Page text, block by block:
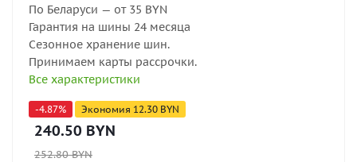
По Беларуси — от 35 BYN
Гарантия на шины 24 месяца
Сезонное хранение шин.
Принимаем карты рассрочки.
Все характеристики
-4.87% Экономия 12.30 BYN
240.50 BYN
252.80BYN